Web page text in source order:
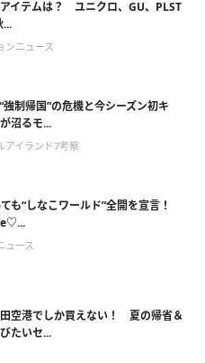
イテムは？ ユニクロ、GU、PLST
...
ンニュース
強制帰国”の危機と今シーズン初キ
沼るモ...
アイランド7考察
も“しなこワールド”全開を宣言！
ュース
空港でしか買えない！ 夏の帰省＆
たいセ...